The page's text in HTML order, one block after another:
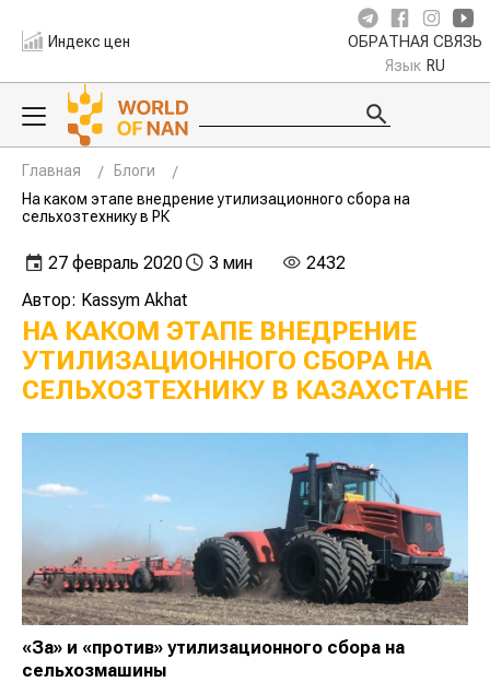
Индекс цен ОБРАТНАЯ СВЯЗЬ
Язык RU
Главная
Блоги
На каком этапе внедрение утилизационного сбора на
сельхозтехнику в РК
27 февраль 2020 3 мин
2432
Автор: Kassym Akhat
НА КАКОМ ЭТАПЕ ВНЕДРЕНИЕ
УТИЛИЗАЦИОННОГО СБОРА НА
СЕЛЬХОЗТЕХНИКУ В КАЗАХСТАНЕ
«За» и «против» утилизационного сбора на
сельхозмашины